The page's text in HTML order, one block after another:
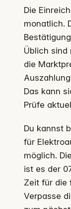
Die
monatlich.
Üblich sind
die
Das kann
Prüfe
Du kannst
für
möglich.
ist es der
Zeit für die
Verpasse